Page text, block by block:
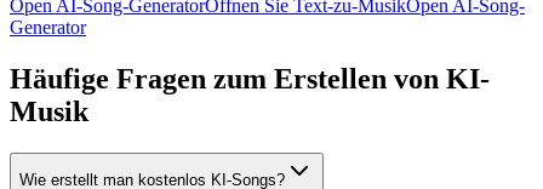
Open AI-Song-GeneratorÖffnen Sie Text-zu-MusikOpen AI-Song-
Generator
Häufige Fragen zum Erstellen von KI-
Musik
Wie erstellt man kostenlos KI-Songs?